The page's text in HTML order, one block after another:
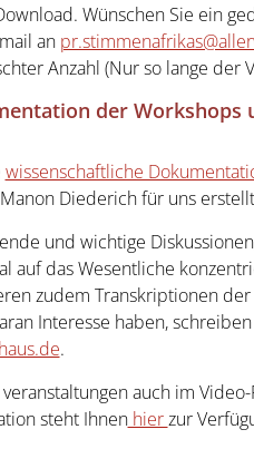
Wünschen Sie ein
an
Anzahl (Nur so lange der
der Workshops
wissenschaftliche
Diederich für uns
und wichtige
auf das Wesentliche
zudem Transkriptionen
Interesse haben,
.
auch im
steht Ihnenhierzur